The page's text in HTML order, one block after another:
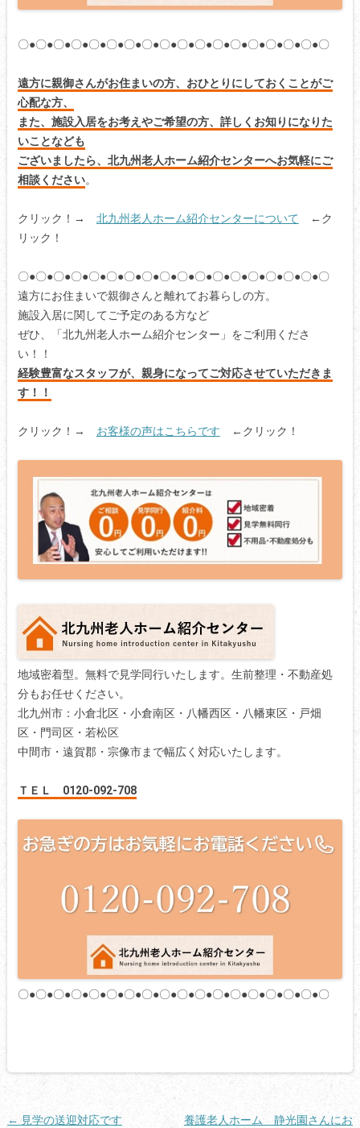
〇●〇●〇●〇●〇●〇●〇●〇●〇●〇●〇●〇●〇●〇●〇●〇●〇●〇
遠方に親御さんがお住まいの方、おひとりにしておくことがご
心配な方、
また、施設入居をお考えやご希望の方、詳しくお知りになりた
いことなども
ございましたら、北九州老人ホーム紹介センターへお気軽にご
相談ください。
クリック！→ 北九州老人ホーム紹介センターについて ←ク
リック！
〇●〇●〇●〇●〇●〇●〇●〇●〇●〇●〇●〇●〇●〇●〇●〇●〇●〇
遠方にお住まいで親御さんと離れてお暮らしの方。
施設入居に関してご予定のある方など
ぜひ、「北九州老人ホーム紹介センター」をご利用くださ
い！！
経験豊富なスタッフが、親身になってご対応させていただきま
す！！
クリック！→ お客様の声はこちらです ←クリック！
地域密着型。無料で見学同行いたします。生前整理・不動産処
分もお任せください。
北九州市：小倉北区・小倉南区・八幡西区・八幡東区・戸畑
区・門司区・若松区
中間市・遠賀郡・宗像市まで幅広く対応いたします。
ＴＥＬ 0120-092-708
〇●〇●〇●〇●〇●〇●〇●〇●〇●〇●〇●〇●〇●〇●〇●〇●〇●〇
投
← 見学の送迎対応です
養護老人ホーム 静光園さんにお